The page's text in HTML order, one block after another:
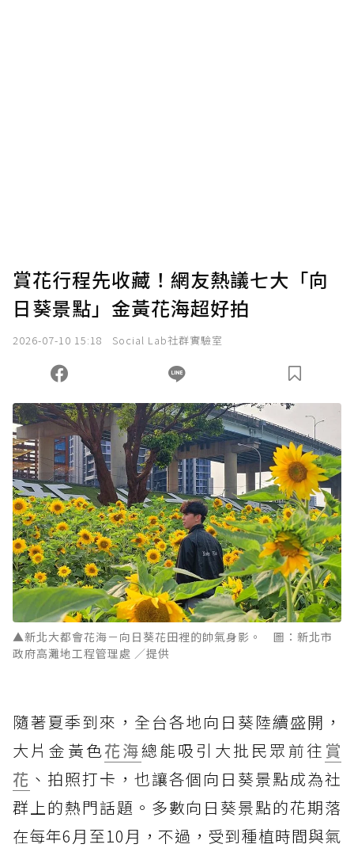
賞花行程先收藏！網友熱議七大「向
日葵景點」金黃花海超好拍
2026-07-10 15:18 Social Lab社群實驗室
▲新北大都會花海－向日葵花田裡的帥氣身影。 圖：新北市
政府高灘地工程管理處 ／提供
隨著夏季到來，全台各地向日葵陸續盛開，
大片金黃色花海總能吸引大批民眾前往 賞
花 、拍照打卡，也讓各個向日葵景點成為社
群上的熱門話題。多數向日葵景點的花期落
在每年6月至10月，不過，受到種植時間與氣